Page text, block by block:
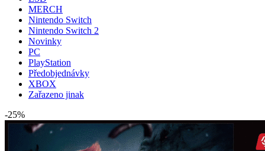
MERCH
Nintendo Switch
Nintendo Switch 2
Novinky
PC
PlayStation
Předobjednávky
XBOX
Zařazeno jinak
-25%